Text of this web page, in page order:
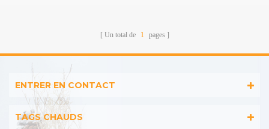
qualité 100*100 cm
Un total de 1 pages
ENTRER EN CONTACT
TAGS CHAUDS